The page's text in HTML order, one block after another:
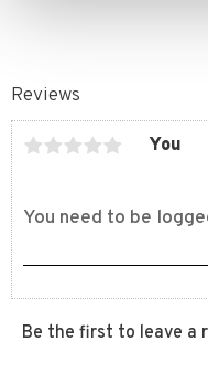
Reviews
You
Be the first to leave a